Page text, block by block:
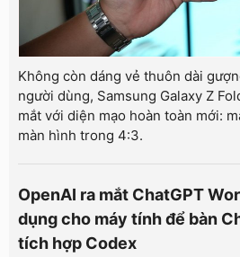
Không còn dáng vẻ thuôn dài
người dùng, Samsung Galaxy Z
mắt với diện mạo hoàn toàn mới:
màn hình trong 4:3.
OpenAI ra mắt ChatGPT
dụng cho máy tính để bàn
tích hợp Codex